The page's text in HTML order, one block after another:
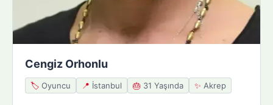
Cengiz Orhonlu
🏷️ Oyuncu 📍 İstanbul 🎂 31 Yaşında ✨ Akrep